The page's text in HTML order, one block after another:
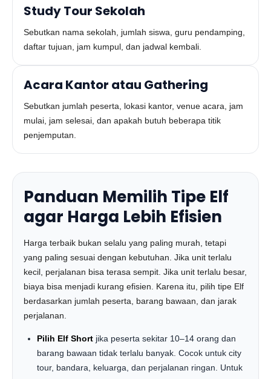
Study Tour Sekolah
Sebutkan nama sekolah, jumlah siswa, guru pendamping,
daftar tujuan, jam kumpul, dan jadwal kembali.
Acara Kantor atau Gathering
Sebutkan jumlah peserta, lokasi kantor, venue acara, jam
mulai, jam selesai, dan apakah butuh beberapa titik
penjemputan.
Panduan Memilih Tipe Elf
agar Harga Lebih Efisien
Harga terbaik bukan selalu yang paling murah, tetapi
yang paling sesuai dengan kebutuhan. Jika unit terlalu
kecil, perjalanan bisa terasa sempit. Jika unit terlalu besar,
biaya bisa menjadi kurang efisien. Karena itu, pilih tipe Elf
berdasarkan jumlah peserta, barang bawaan, dan jarak
perjalanan.
Pilih Elf Short jika peserta sekitar 10–14 orang dan
barang bawaan tidak terlalu banyak. Cocok untuk city
tour, bandara, keluarga, dan perjalanan ringan. Untuk